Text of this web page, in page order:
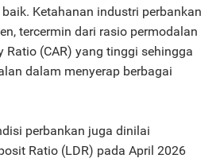
Ketahanan industri perbankan
tercermin dari rasio permodalan
Ratio (CAR) yang tinggi sehingga
dalam menyerap berbagai
perbankan juga dinilai
Ratio (LDR) pada April 2026